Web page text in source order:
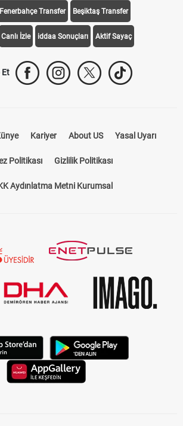
Fenerbahçe Transfer Beşiktaş Transfer
Canlı İzle iddaa Sonuçları Aktif Sayaç
Et
Kariyer About US Yasal Uyarı
Politikası Gizlilik Politikası
Aydınlatma Metni Kurumsal